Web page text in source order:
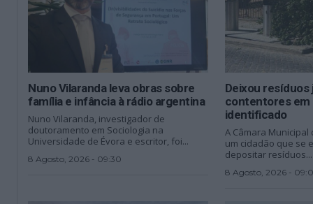
Nuno Vilaranda leva obras sobre
família e infância à rádio argentina
Nuno Vilaranda, investigador de
doutoramento em Sociologia na
Universidade de Évora e escritor, foi...
8 Agosto, 2026 - 09:30
Deixou resíduos
contentores em
identificado
A Câmara
um cidadão que se
depositar resíduos...
8 Agosto, 2026 -